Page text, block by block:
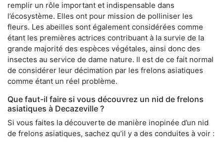
remplir un rôle important et indispensable dans
l’écosystème. Elles ont pour mission de polliniser les
fleurs. Les abeilles sont également considérées comme
étant les premières actrices contribuant à la survie de la
grande majorité des espèces végétales, ainsi donc des
insectes au service de dame nature. Il est de ce fait normal
de considérer leur décimation par les frelons asiatiques
comme étant un réel problème.
Que faut-il faire si vous découvrez un nid de frelons
asiatiques à Decazeville ?
Si vous faites la découverte de manière inopinée d’un nid
de frelons asiatiques, sachez qu’il y a des conduites à voir :